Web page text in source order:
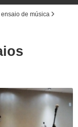
de música